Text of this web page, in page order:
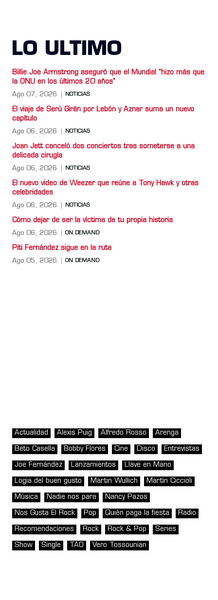
LO ULTIMO
Billie Joe Armstrong aseguró que el Mundial “hizo más que
la ONU en los últimos 20 años”
Ago 07, 2026 NOTICIAS
El viaje de Serú Girán por Lebón y Aznar suma un nuevo
capítulo
Ago 06, 2026 NOTICIAS
Joan Jett canceló dos conciertos tras someterse a una
delicada cirugía
Ago 06, 2026 NOTICIAS
El nuevo video de Weezer que reúne a Tony Hawk y otras
celebridades
Ago 06, 2026 NOTICIAS
Cómo dejar de ser la víctima de tu propia historia
Ago 06, 2026 ON DEMAND
Piti Fernández sigue en la ruta
Ago 05, 2026 ON DEMAND
Actualidad Alexis Puig Alfredo Rosso Arenga
Beto Casella Bobby Flores Cine Disco Entrevistas
Joe Fernández Lanzamientos Llave en Mano
Logia del buen gusto Martin Wullich Martín Ciccioli
Música Nadie nos para Nancy Pazos
Nos Gusta El Rock Pop Quién paga la fiesta Radio
Recomendaciones Rock Rock & Pop Series
Show Single TAO Vero Tossounian